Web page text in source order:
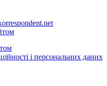
і персональних даних